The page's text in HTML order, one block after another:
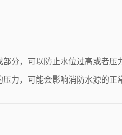
分，可以防止水位过高或者压
力，可能会影响消防水源的正